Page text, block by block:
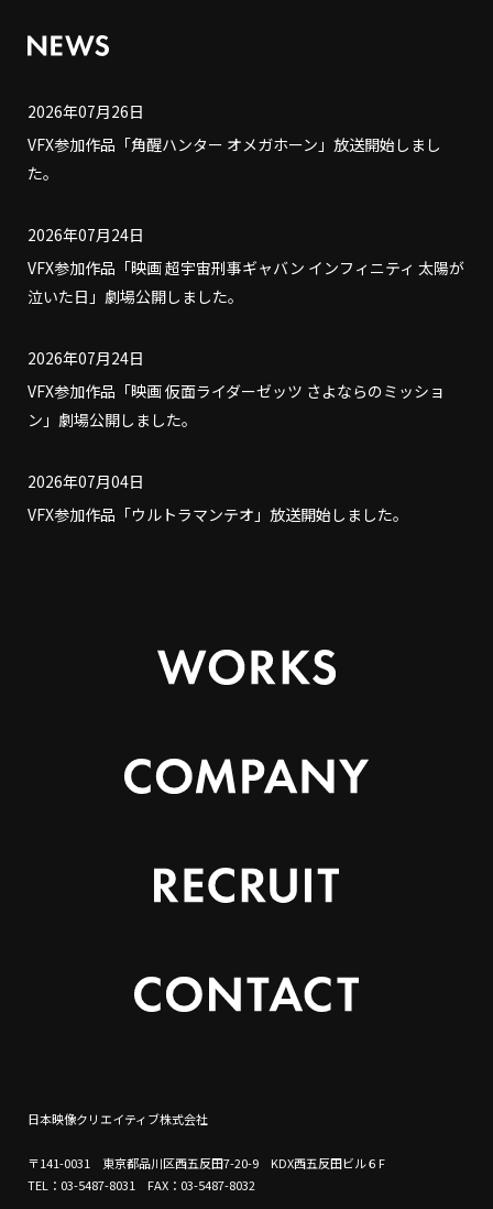
2026年07月26日
VFX参加作品「角醒ハンター オメガホーン」放送開始しまし
た。
2026年07月24日
VFX参加作品「映画 超宇宙刑事ギャバン インフィニティ 太陽が
泣いた日」劇場公開しました。
2026年07月24日
VFX参加作品「映画 仮面ライダーゼッツ さよならのミッショ
ン」劇場公開しました。
2026年07月04日
VFX参加作品「ウルトラマンテオ」放送開始しました。
日本映像クリエイティブ株式会社
〒141-0031 東京都品川区西五反田7-20-9 KDX西五反田ビル６F
TEL：03-5487-8031 FAX：03-5487-8032